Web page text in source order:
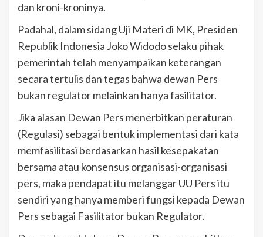
dan kroni-kroninya.
Padahal, dalam sidang Uji Materi di MK, Presiden
Republik Indonesia Joko Widodo selaku pihak
pemerintah telah menyampaikan keterangan
secara tertulis dan tegas bahwa dewan Pers
bukan regulator melainkan hanya fasilitator.
Jika alasan Dewan Pers menerbitkan peraturan
(Regulasi) sebagai bentuk implementasi dari kata
memfasilitasi berdasarkan hasil kesepakatan
bersama atau konsensus organisasi-organisasi
pers, maka pendapat itu melanggar UU Pers itu
sendiri yang hanya memberi fungsi kepada Dewan
Pers sebagai Fasilitator bukan Regulator.